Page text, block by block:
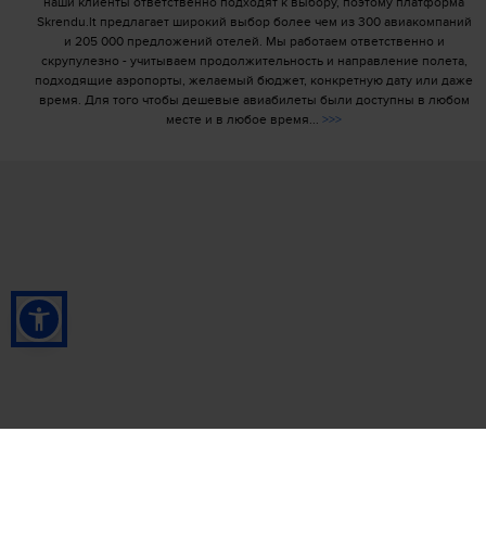
Skrendu.lt предлагает широкий выбор более чем из 300 авиакомпаний
и 205 000 предложений отелей. Мы работаем ответственно и
скрупулезно - учитываем продолжительность и направление полета,
подходящие аэропорты, желаемый бюджет, конкретную дату или даже
время. Для того чтобы дешевые авиабилеты были доступны в любом
месте и в любое время... >>>